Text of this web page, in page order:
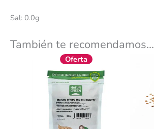
Sal: 0.0g
También te recomendamos…
Oferta
El
precio
original
era:
2,98 €.
actual
es:
2,68 €.